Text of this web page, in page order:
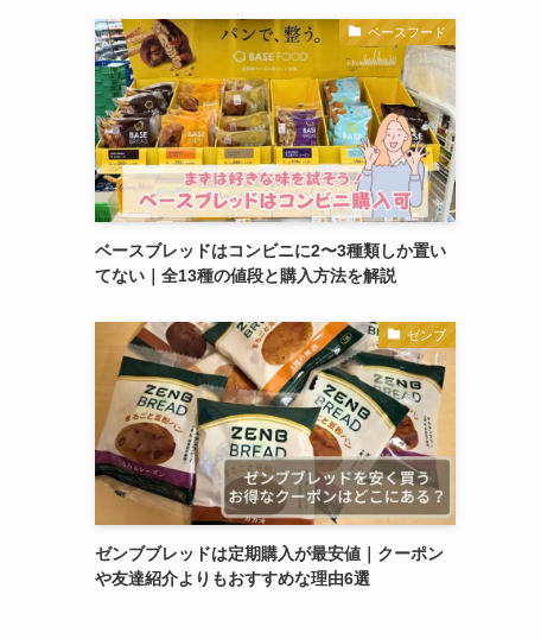
ベースフード
ベースブレッドはコンビニに2〜3種類しか置い
てない｜全13種の値段と購入方法を解説
ゼンブ
ゼンブブレッドは定期購入が最安値｜クーポン
や友達紹介よりもおすすめな理由6選